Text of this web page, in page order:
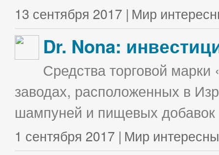
13 сентября 2017 | Мир
Dr. Nona:
Средства торговой
заводах, расположенных в
шампуней и пищевых
1 сентября 2017 | Мир